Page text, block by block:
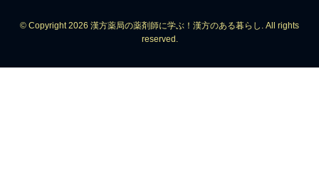
© Copyright 2026 漢方薬局の薬剤師に学ぶ！漢方のある暮らし. All rights
reserved.